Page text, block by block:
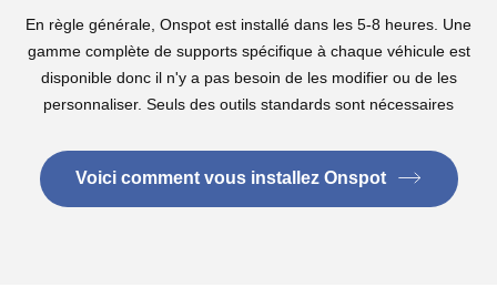
En règle générale, Onspot est installé dans les 5-8 heures. Une
gamme complète de supports spécifique à chaque véhicule est
disponible donc il n'y a pas besoin de les modifier ou de les
personnaliser. Seuls des outils standards sont nécessaires
Voici comment vous installez Onspot